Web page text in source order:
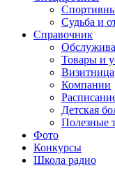
Судьба и
Справочник
Товары и
Визитница
Компании
Детская
Полезные
Фото
Конкурсы
Школа радио